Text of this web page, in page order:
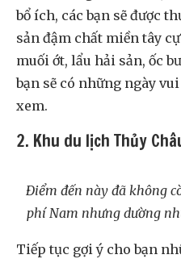
bổ ích, các bạn sẽ được
sản đậm chất miền tây
muối ớt, lẩu hải sản, ốc
bạn sẽ có những ngày
xem.
2. Khu du lịch Thủy
Điểm đến này đã không
phí Nam nhưng dường
Tiếp tục gợi ý cho bạn